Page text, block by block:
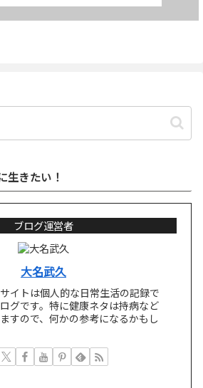
生きたい！
ブログ運営者
大名武久
イトは個人的な日常生活の記録で
グです。特に健康ネタは持病など
すので、何かの参考になるかもし